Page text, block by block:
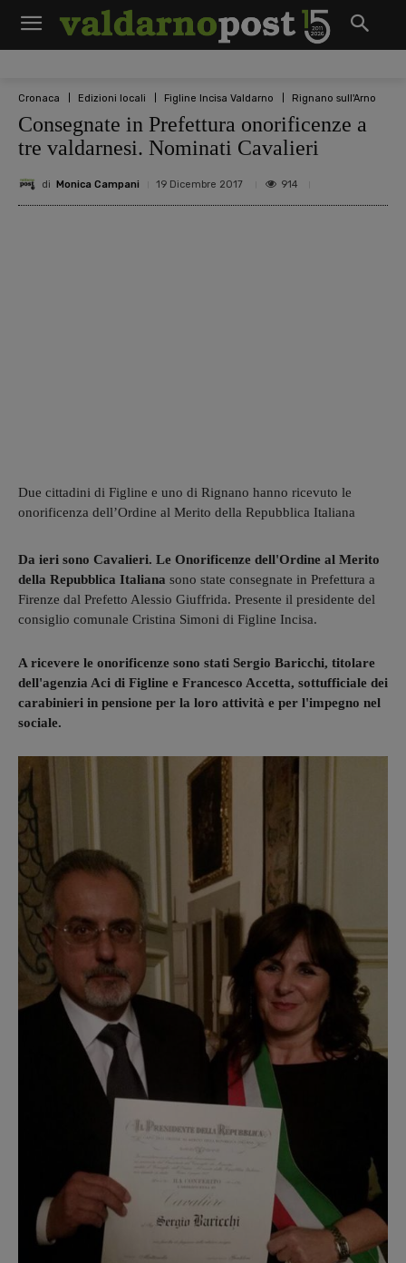
Cronaca Edizioni locali Figline Incisa Valdarno Rignano sull'Arno
Consegnate in Prefettura onorificenze a
tre valdarnesi. Nominati Cavalieri
di Monica Campani 19 Dicembre 2017 914
Due cittadini di Figline e uno di Rignano hanno ricevuto le
onorificenza dell’Ordine al Merito della Repubblica Italiana
Da ieri sono Cavalieri. Le Onorificenze dell'Ordine al Merito
della Repubblica Italiana sono state consegnate in Prefettura a
Firenze dal Prefetto Alessio Giuffrida. Presente il presidente del
consiglio comunale Cristina Simoni di Figline Incisa.
A ricevere le onorificenze sono stati Sergio Baricchi, titolare
dell'agenzia Aci di Figline e Francesco Accetta, sottufficiale dei
carabinieri in pensione per la loro attività e per l'impegno nel
sociale.